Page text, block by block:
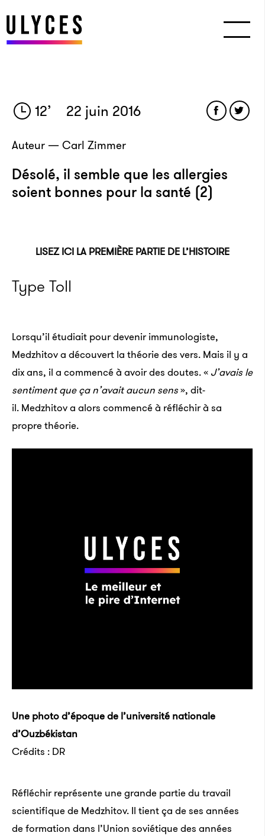
12’ 22 juin 2016
Auteur — Carl Zimmer
Désolé, il semble que les allergies
soient bonnes pour la santé (2)
LISEZ ICI LA PREMIÈRE PARTIE DE L’HISTOIRE
Type Toll
Lorsqu’il étudiait pour devenir immunologiste,
Medzhitov a découvert la théorie des vers. Mais il y a
dix ans, il a commencé à avoir des doutes. « J’avais le
sentiment que ça n’avait aucun sens», dit-
il. Medzhitov a alors commencé à réfléchir à sa
propre théorie.
Une photo d’époque de l’université nationale
d’Ouzbékistan
Crédits : DR
Réfléchir représente une grande partie du travail
scientifique de Medzhitov. Il tient ça de ses années
de formation dans l’Union soviétique des années